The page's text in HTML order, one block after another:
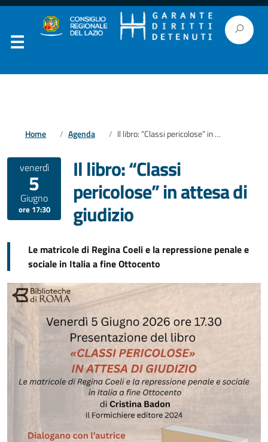
Home Agenda Il libro: “Classi pericolose” in attesa di giudizio
venerdì
5
Giugno
ore 17:30
Il libro: “Classi
pericolose” in attesa di
giudizio
Le matricole di Regina Coeli e la repressione penale e
sociale in Italia a fine Ottocento